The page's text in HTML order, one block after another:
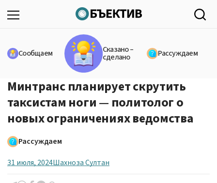
Сообщаем Сказано –
сделано Рассуждаем
Минтранс планирует скрутить
таксистам ноги — политолог о
новых ограничениях ведомства
Рассуждаем
31 июля, 2024Шахноза Султан